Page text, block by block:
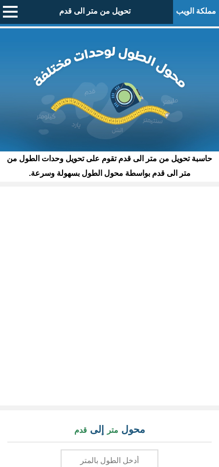
مملكة الويب تحويل من متر الى قدم
حاسبة تحويل من متر الى قدم تقوم على تحويل وحدات الطول من
متر الى قدم بواسطة محول الطول بسهولة وسرعة.
محول متر إلىقدم